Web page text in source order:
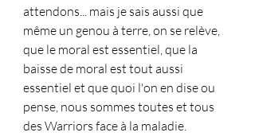
attendons... mais je sais aussi que
même un genou à terre, on se relève,
que le moral est essentiel, que la
baisse de moral est tout aussi
essentiel et que quoi l'on en dise ou
pense, nous sommes toutes et tous
des Warriors face à la maladie.